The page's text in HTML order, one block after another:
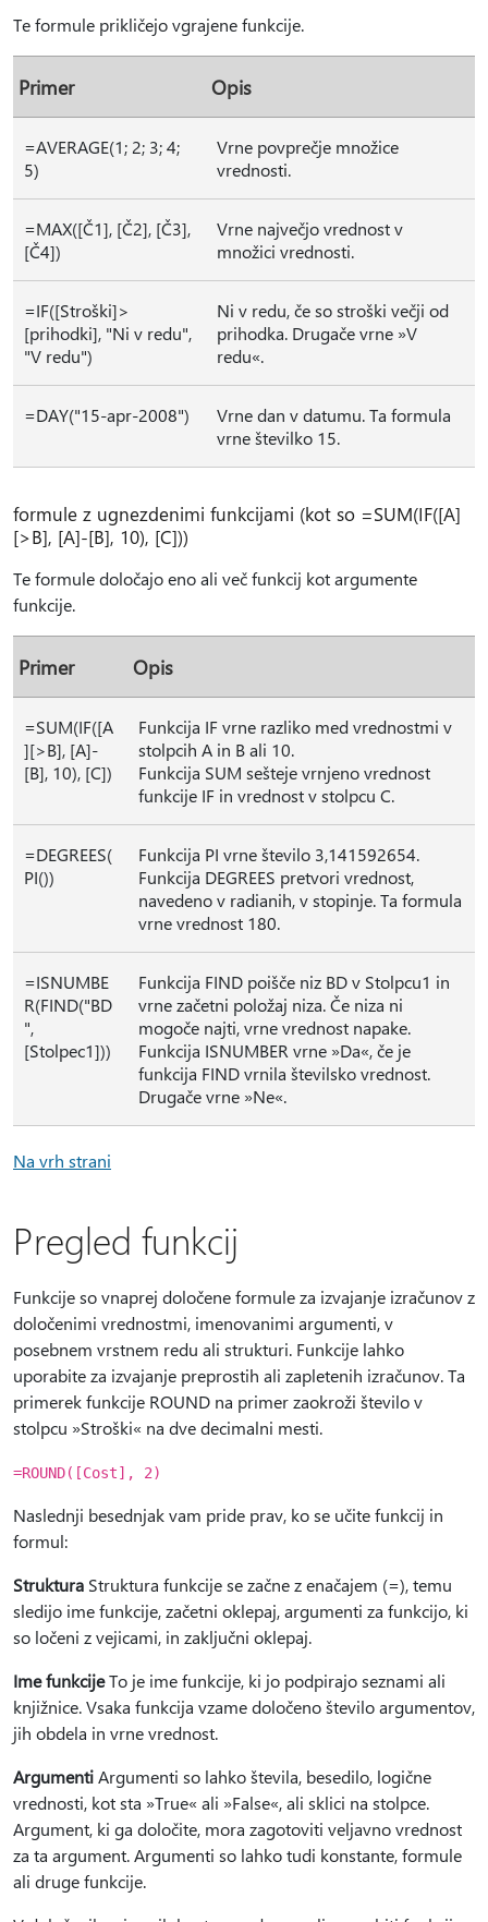
Te formule prikličejo vgrajene funkcije.
Primer Opis
=AVERAGE(1; 2; 3; 4;
5)
Vrne povprečje množice
vrednosti.
=MAX([Č1], [Č2], [Č3],
[Č4])
Vrne največjo vrednost v
množici vrednosti.
=IF([Stroški]>
[prihodki], "Ni v redu",
"V redu")
Ni v redu, če so stroški večji od
prihodka. Drugače vrne »V
redu«.
=DAY("15-apr-2008")
Vrne dan v datumu. Ta formula
vrne številko 15.
formule z ugnezdenimi funkcijami (kot so =SUM(IF([A]
[>B], [A]-[B], 10), [C]))
Te formule določajo eno ali več funkcij kot argumente
funkcije.
Primer Opis
=SUM(IF([A
][>B], [A]-
[B], 10), [C])
Funkcija IF vrne razliko med vrednostmi v
stolpcih A in B ali 10.
Funkcija SUM sešteje vrnjeno vrednost
funkcije IF in vrednost v stolpcu C.
=DEGREES(
PI())
Funkcija PI vrne število 3,141592654.
Funkcija DEGREES pretvori vrednost,
navedeno v radianih, v stopinje. Ta formula
vrne vrednost 180.
=ISNUMBE
R(FIND("BD
",
[Stolpec1]))
Funkcija FIND poišče niz BD v Stolpcu1 in
vrne začetni položaj niza. Če niza ni
mogoče najti, vrne vrednost napake.
Funkcija ISNUMBER vrne »Da«, če je
funkcija FIND vrnila številsko vrednost.
Drugače vrne »Ne«.
Na vrh strani
Pregled funkcij
Funkcije so vnaprej določene formule za izvajanje izračunov z
določenimi vrednostmi, imenovanimi argumenti, v
posebnem vrstnem redu ali strukturi. Funkcije lahko
uporabite za izvajanje preprostih ali zapletenih izračunov. Ta
primerek funkcije ROUND na primer zaokroži število v
stolpcu »Stroški« na dve decimalni mesti.
=ROUND([Cost], 2)
Naslednji besednjak vam pride prav, ko se učite funkcij in
formul:
Struktura Struktura funkcije se začne z enačajem (=), temu
sledijo ime funkcije, začetni oklepaj, argumenti za funkcijo, ki
so ločeni z vejicami, in zaključni oklepaj.
Ime funkcijeTo je ime funkcije, ki jo podpirajo seznami ali
knjižnice. Vsaka funkcija vzame določeno število argumentov,
jih obdela in vrne vrednost.
ArgumentiArgumenti so lahko števila, besedilo, logične
vrednosti, kot sta »True« ali »False«, ali sklici na stolpce.
Argument, ki ga določite, mora zagotoviti veljavno vrednost
za ta argument. Argumenti so lahko tudi konstante, formule
ali druge funkcije.